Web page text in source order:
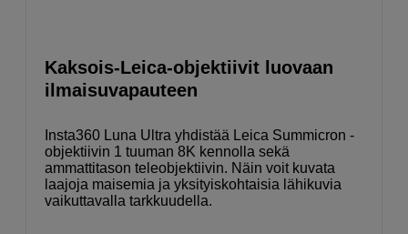
Kaksois-Leica-objektiivit luovaan
ilmaisuvapauteen
Insta360 Luna Ultra yhdistää Leica Summicron -
objektiivin 1 tuuman 8K kennolla sekä
ammattitason teleobjektiivin. Näin voit kuvata
laajoja maisemia ja yksityiskohtaisia lähikuvia
vaikuttavalla tarkkuudella.